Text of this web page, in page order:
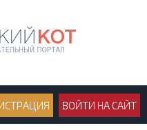
ВОЙТИ НА САЙТ